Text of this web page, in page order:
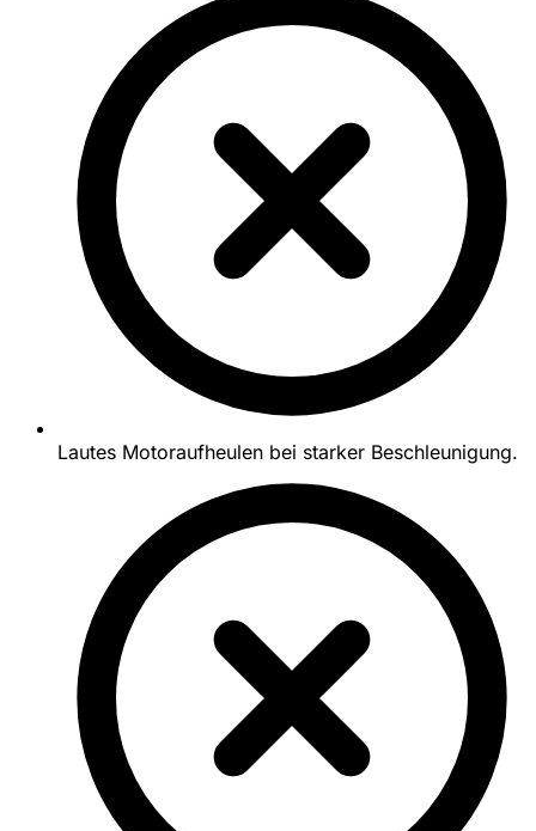
Lautes Motoraufheulen bei starker Beschleunigung.